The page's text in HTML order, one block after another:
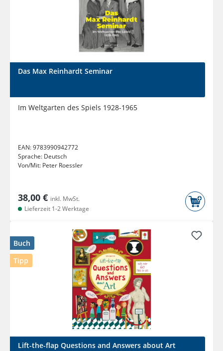
Das Max Reinhardt Seminar
Im Weltgarten des Spiels 1928-1965
EAN:9783990942772
Sprache: Deutsch
Von/Mit: Peter Roessler
38,00 € inkl. MwSt.
Lieferzeit 1-2 Werktage
Buch
Tipp
Lift-the-flap Questions and Answers about Art